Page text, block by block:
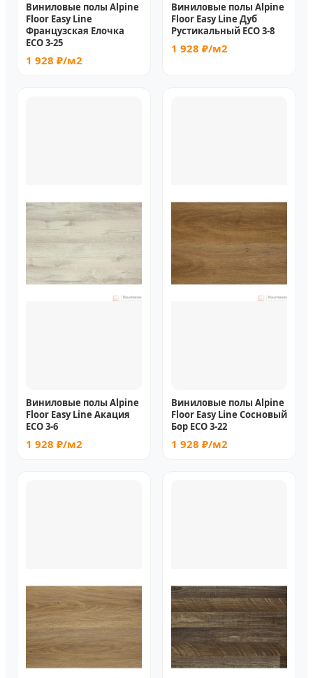
Виниловые полы Alpine
Floor Easy Line
Французская Елочка
ECO 3-25
1 928 ₽/м2
Виниловые полы Alpine
Floor Easy Line Дуб
Рустикальный ECO 3-8
1 928 ₽/м2
Виниловые полы Alpine
Floor Easy Line Акация
ЕСО 3-6
1 928 ₽/м2
Виниловые полы Alpine
Floor Easy Line Сосновый
Бор ECO 3-22
1 928 ₽/м2